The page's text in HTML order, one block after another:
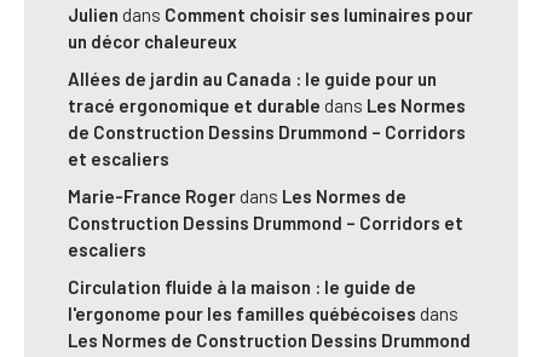
Julien dans Comment choisir ses luminaires pour
un décor chaleureux
Allées de jardin au Canada : le guide pour un
tracé ergonomique et durable dans Les Normes
de Construction Dessins Drummond – Corridors
et escaliers
Marie-France Roger dans Les Normes de
Construction Dessins Drummond – Corridors et
escaliers
Circulation fluide à la maison : le guide de
l'ergonome pour les familles québécoises dans
Les Normes de Construction Dessins Drummond